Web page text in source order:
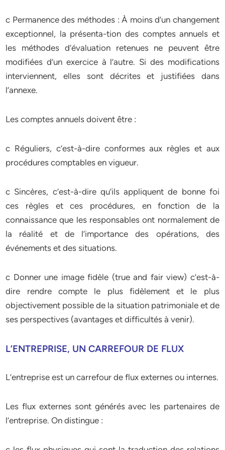
c Permanence des méthodes : À moins d’un changement
exceptionnel, la présenta-tion des comptes annuels et
les méthodes d’évaluation retenues ne peuvent être
modifiées d’un exercice à l’autre. Si des modifications
interviennent, elles sont décrites et justifiées dans
l’annexe.
Les comptes annuels doivent être :
c Réguliers, c’est-à-dire conformes aux règles et aux
procédures comptables en vigueur.
c Sincères, c’est-à-dire qu’ils appliquent de bonne foi
ces règles et ces procédures, en fonction de la
connaissance que les responsables ont normalement de
la réalité et de l’importance des opérations, des
événements et des situations.
c Donner une image fidèle (true and fair view) c’est-à-
dire rendre compte le plus fidèlement et le plus
objectivement possible de la situation patrimoniale et de
ses perspectives (avantages et difficultés à venir).
L’ENTREPRISE, UN CARREFOUR DE FLUX
L’entreprise est un carrefour de flux externes ou internes.
Les flux externes sont générés avec les partenaires de
l’entreprise. On distingue :